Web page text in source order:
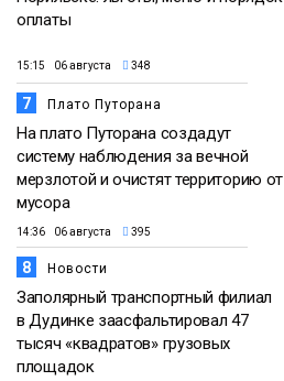
оплаты
15:15 06 августа 348
7 Плато Путорана
На плато Путорана создадут
систему наблюдения за вечной
мерзлотой и очистят территорию от
мусора
14:36 06 августа 395
8 Новости
Заполярный транспортный филиал
в Дудинке заасфальтировал 47
тысяч «квадратов» грузовых
площадок